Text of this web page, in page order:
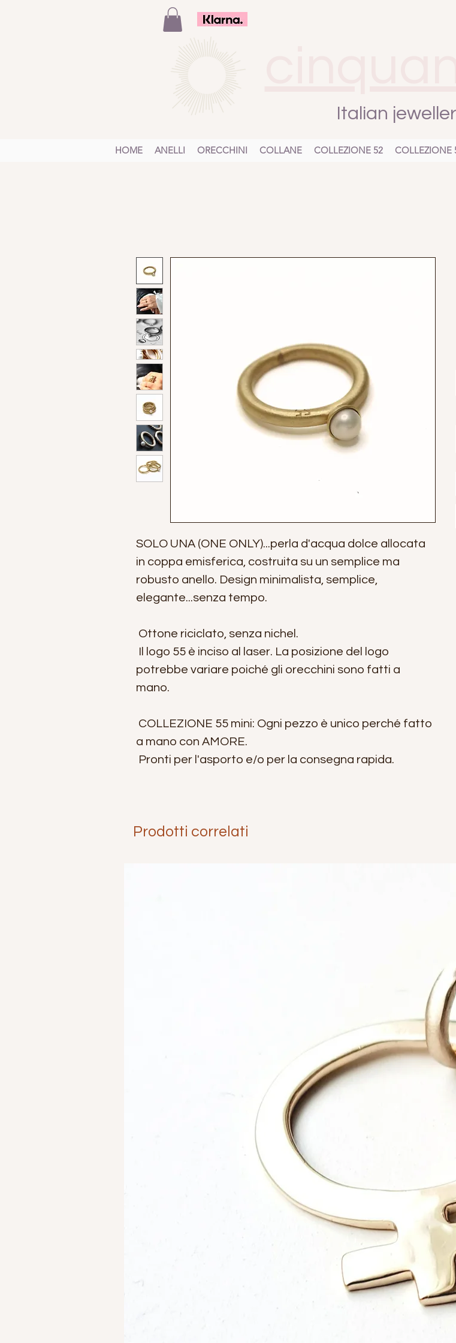
Italian
HOME ANELLI ORECCHINI COLLANE COLLEZIONE 52 COLLEZIONE
SOLO UNA (ONE ONLY)...perla d'acqua dolce allocata
in coppa emisferica, costruita su un semplice ma
robusto anello. Design minimalista, semplice,
elegante...senza tempo.
Ottone riciclato, senza nichel.
Il logo 55 è inciso al laser. La posizione del logo
potrebbe variare poiché gli orecchini sono fatti a
mano.
COLLEZIONE 55 mini: Ogni pezzo è unico perché fatto
a mano con AMORE.
Pronti per l'asporto e/o per la consegna rapida.
Prodotti correlati